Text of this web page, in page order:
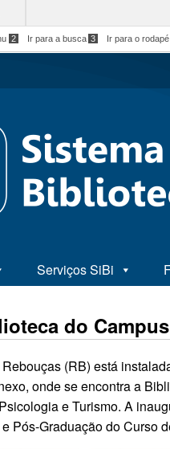
2 Ir para a busca 3 Ir para o rodapé
Serviços SiBi
do
(RB) está
onde se encontra a
e Turismo. A
Pós-Graduação do Curso